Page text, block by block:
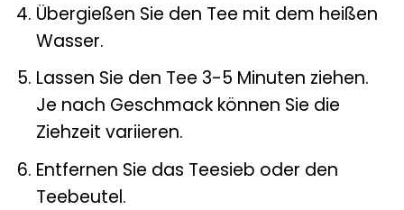
Übergießen Sie den Tee mit dem heißen
Wasser.
Lassen Sie den Tee 3-5 Minuten ziehen.
Je nach Geschmack können Sie die
Ziehzeit variieren.
Entfernen Sie das Teesieb oder den
Teebeutel.